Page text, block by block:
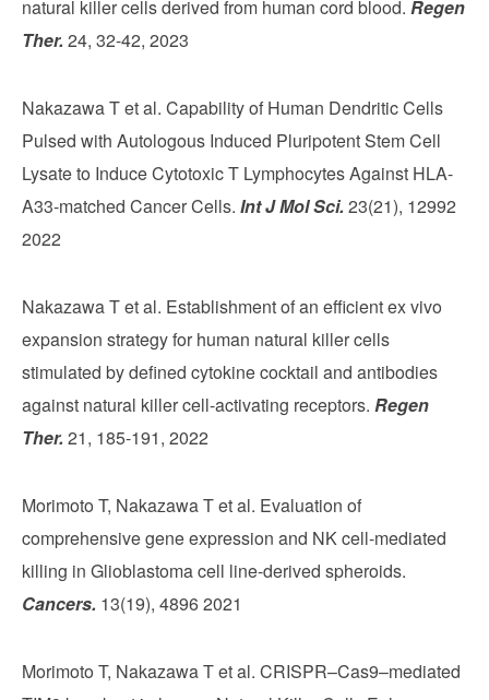
natural killer cells derived from human cord blood. Regen
Ther. 24, 32-42, 2023
Nakazawa T et al. Capability of Human Dendritic Cells
Pulsed with Autologous Induced Pluripotent Stem Cell
Lysate to Induce Cytotoxic T Lymphocytes Against HLA-
A33-matched Cancer Cells. Int J Mol Sci. 23(21), 12992
2022
Nakazawa T et al. Establishment of an efficient ex vivo
expansion strategy for human natural killer cells
stimulated by defined cytokine cocktail and antibodies
against natural killer cell-activating receptors. Regen
Ther. 21, 185-191, 2022
Morimoto T, Nakazawa T et al. Evaluation of
comprehensive gene expression and NK cell-mediated
killing in Glioblastoma cell line-derived spheroids.
Cancers. 13(19), 4896 2021
Morimoto T, Nakazawa T et al. CRISPR–Cas9–mediated